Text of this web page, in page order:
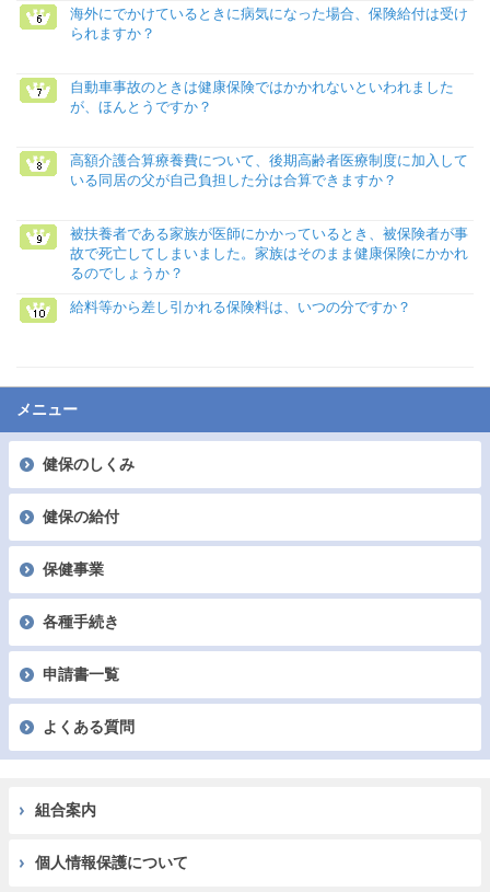
海外にでかけているときに病気になった場合、保険給付は受け
られますか？
自動車事故のときは健康保険ではかかれないといわれました
が、ほんとうですか？
高額介護合算療養費について、後期高齢者医療制度に加入して
いる同居の父が自己負担した分は合算できますか？
被扶養者である家族が医師にかかっているとき、被保険者が事
故で死亡してしまいました。家族はそのまま健康保険にかかれ
るのでしょうか？
給料等から差し引かれる保険料は、いつの分ですか？
メニュー
健保のしくみ
健保の給付
保健事業
各種手続き
申請書一覧
よくある質問
組合案内
個人情報保護について